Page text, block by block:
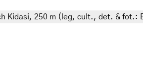
Kidasi, 250 m (leg, cult., det. & fot.: